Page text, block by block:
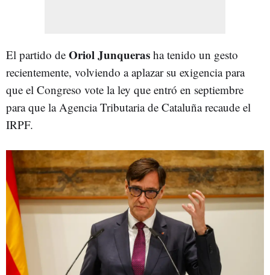
El partido de Oriol Junqueras ha tenido un gesto
recientemente, volviendo a aplazar su exigencia para
que el Congreso vote la ley que entró en septiembre
para que la Agencia Tributaria de Cataluña recaude el
IRPF.